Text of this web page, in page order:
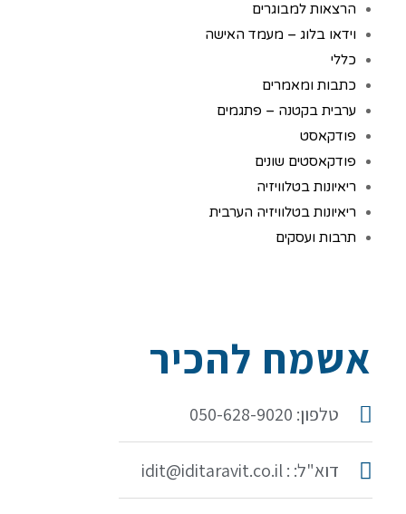
הרצאות למבוגרים
וידאו בלוג – מעמד האישה
כללי
כתבות ומאמרים
ערבית בקטנה – פתגמים
פודקאסט
פודקאסטים שונים
ריאיונות בטלוויזיה
ריאיונות בטלוויזיה הערבית
תרבות ועסקים
אשמח להכיר
טלפון: 050-628-9020
דוא"ל: : idit@iditaravit.co.il